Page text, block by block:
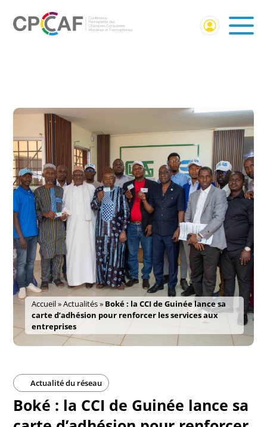
Accueil»Actualités» Boké : la CCI de Guinée lance sa
carte d’adhésion pour renforcer les services aux
entreprises
Actualité du réseau
Boké : la CCI de Guinée lance sa